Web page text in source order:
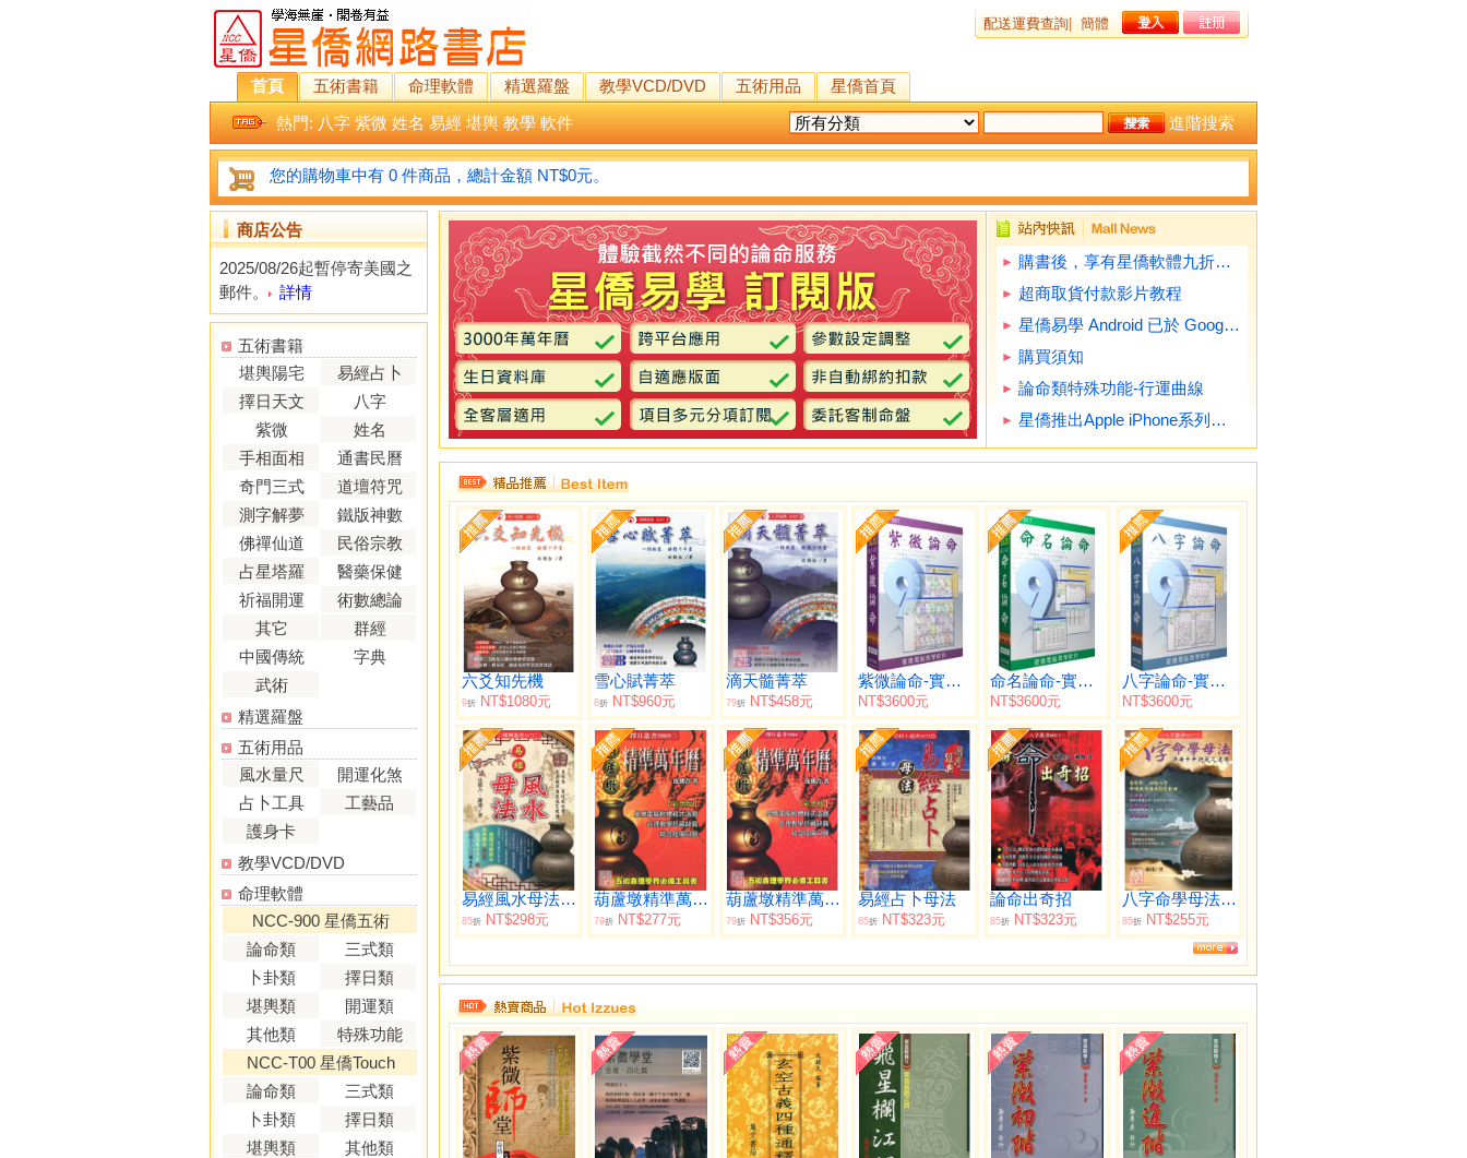
配送運費查詢 簡體
首頁 五術書籍 命理軟體 精選羅盤 教學VCD/DVD 五術用品
星僑首頁
熱門: 八字 紫微 姓名 易經 堪輿 教學 軟件 進階搜索
您的購物車中有 0 件商品，總計金額 NT$0元。
商店公告
2025/08/26起暫停寄美國之
郵件。
詳情
五術書籍
堪輿陽宅
易經占卜
擇日天文
八字
紫微
姓名
手相面相
通書民曆
奇門三式
道壇符咒
測字解夢
鐵版神數
佛禪仙道
民俗宗教
占星塔羅
醫藥保健
祈福開運
術數總論
其它
群經
中國傳統
字典
武術
精選羅盤
五術用品
風水量尺
開運化煞
占卜工具
工藝品
護身卡
教學VCD/DVD
命理軟體
NCC-900 星僑五術
論命類
三式類
卜卦類
擇日類
堪輿類
開運類
其他類
特殊功能
NCC-T00 星僑Touch
論命類
三式類
卜卦類
擇日類
堪輿類
其他類
購書後，享有星僑軟體九折優惠(不含特殊功能)
超商取貨付款影片教程
星僑易學 Android 已於 Google Play 提供下載試用
購買須知
論命類特殊功能-行運曲線
星僑推出Apple iPhone系列軟體
六爻知先機
9折 NT$1080元
雪心賦菁萃
8折 NT$960元
滴天髓菁萃
79折 NT$458元
紫微論命-實用版
NT$3600元
命名論命-實用版
NT$3600元
八字論命-實用版
NT$3600元
易經風水母法【國學經典】
85折 NT$298元
葫蘆墩精準萬年曆(小本)（西元1912~2105年）
79折 NT$277元
葫蘆墩精準萬年曆(大本)（西元1912~2105年）
79折 NT$356元
易經占卜母法
85折 NT$323元
論命出奇招
85折 NT$323元
八字命學母法-淵海子平訣竅之運用
85折 NT$255元